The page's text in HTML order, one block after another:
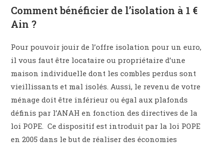
Comment bénéficier de l’isolation à 1 €
Ain ?
Pour pouvoir jouir de l’offre isolation pour un euro,
il vous faut être locataire ou propriétaire d’une
maison individuelle dont les combles perdus sont
vieillissants et mal isolés. Aussi, le revenu de votre
ménage doit être inférieur ou égal aux plafonds
définis par l’ANAH en fonction des directives de la
loi POPE. Ce dispositif est introduit par la loi POPE
en 2005 dans le but de réaliser des économies